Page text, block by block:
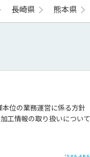
長崎県 熊本県
本位の業務運営に係る方針
工情報の取り扱いについて